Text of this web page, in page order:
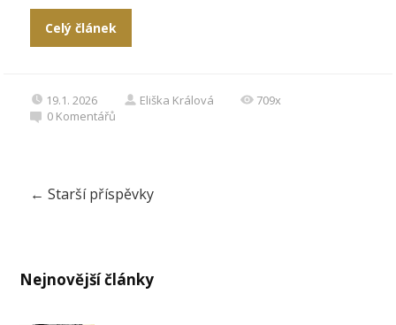
Celý článek
19.1. 2026 Eliška Králová
709x
0 Komentářů
← Starší příspěvky
Nejnovější články